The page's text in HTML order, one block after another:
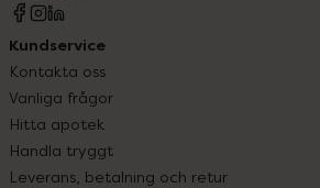
Kundservice
Kontakta oss
Vanliga frågor
Hitta apotek
Handla tryggt
Leverans, betalning och retur